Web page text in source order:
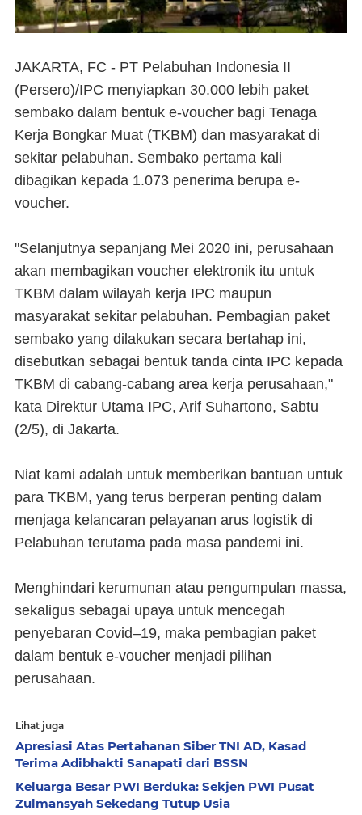
JAKARTA, FC - PT Pelabuhan Indonesia II
(Persero)/IPC menyiapkan 30.000 lebih paket
sembako dalam bentuk e-voucher bagi Tenaga
Kerja Bongkar Muat (TKBM) dan masyarakat di
sekitar pelabuhan. Sembako pertama kali
dibagikan kepada 1.073 penerima berupa e-
voucher.
"Selanjutnya sepanjang Mei 2020 ini, perusahaan
akan membagikan voucher elektronik itu untuk
TKBM dalam wilayah kerja IPC maupun
masyarakat sekitar pelabuhan. Pembagian paket
sembako yang dilakukan secara bertahap ini,
disebutkan sebagai bentuk tanda cinta IPC kepada
TKBM di cabang-cabang area kerja perusahaan,"
kata Direktur Utama IPC, Arif Suhartono, Sabtu
(2/5), di Jakarta.
Niat kami adalah untuk memberikan bantuan untuk
para TKBM, yang terus berperan penting dalam
menjaga kelancaran pelayanan arus logistik di
Pelabuhan terutama pada masa pandemi ini.
Menghindari kerumunan atau pengumpulan massa,
sekaligus sebagai upaya untuk mencegah
penyebaran Covid–19, maka pembagian paket
dalam bentuk e-voucher menjadi pilihan
perusahaan.
Lihat juga
Apresiasi Atas Pertahanan Siber TNI AD, Kasad
Terima Adibhakti Sanapati dari BSSN
Keluarga Besar PWI Berduka: Sekjen PWI Pusat
Zulmansyah Sekedang Tutup Usia